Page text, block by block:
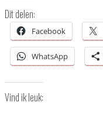
Dit delen:
Facebook
WhatsApp
Vind ik leuk: